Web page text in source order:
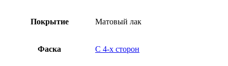
Покрытие Матовый лак
Фаска С 4-x сторон